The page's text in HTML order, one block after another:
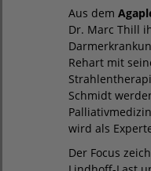
Aus dem
Dr. Marc Thill
Rehart mit
Schmidt
wird als
Der Focus